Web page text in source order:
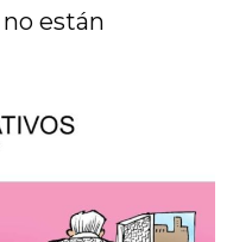
están